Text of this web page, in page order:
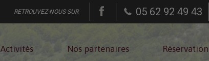
RETROUVEZ-NOUS SUR 05 62 92 49 43
Activités Nos partenaires